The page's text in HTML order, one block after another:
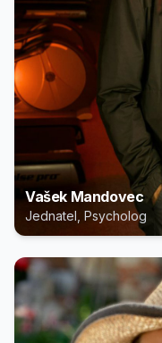
Vašek Mandovec
Jednatel, Psycholog